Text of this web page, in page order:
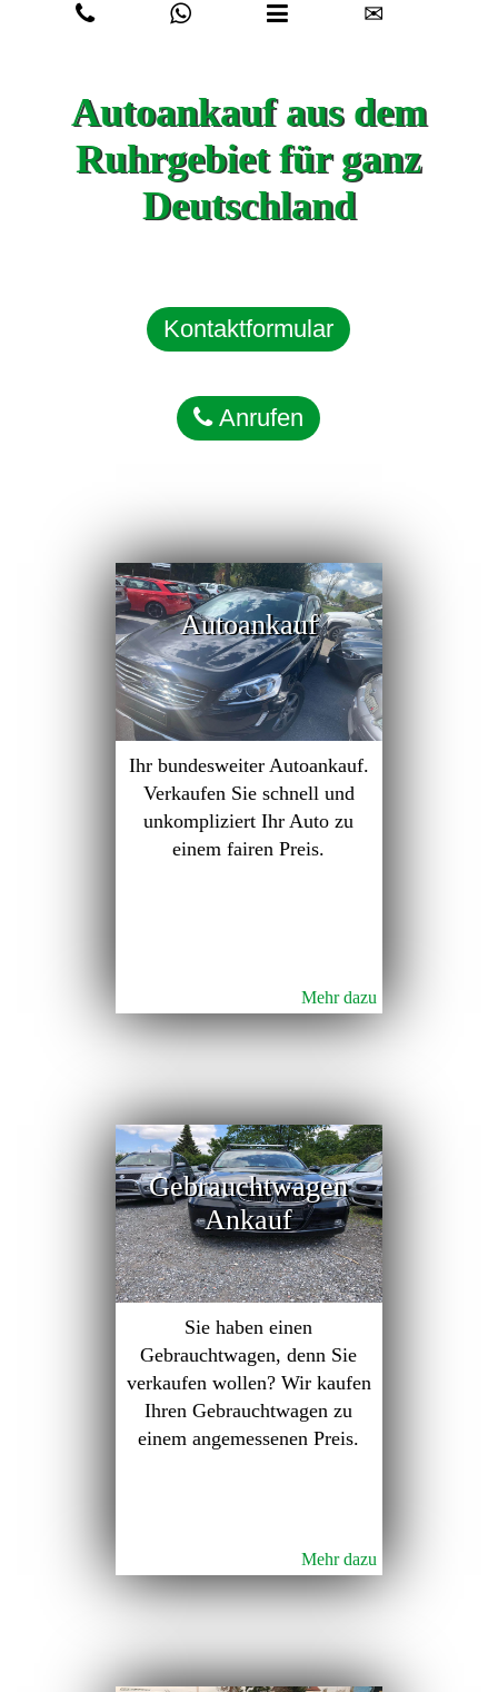
✉
Autoankauf aus dem
Ruhrgebiet für ganz
Deutschland
Kontaktformular
Anrufen
Autoankauf
Ihr bundesweiter Autoankauf.
Verkaufen Sie schnell und
unkompliziert Ihr Auto zu
einem fairen Preis.
Mehr dazu
Gebrauchtwagen
Ankauf
Sie haben einen
Gebrauchtwagen, denn Sie
verkaufen wollen? Wir kaufen
Ihren Gebrauchtwagen zu
einem angemessenen Preis.
Mehr dazu